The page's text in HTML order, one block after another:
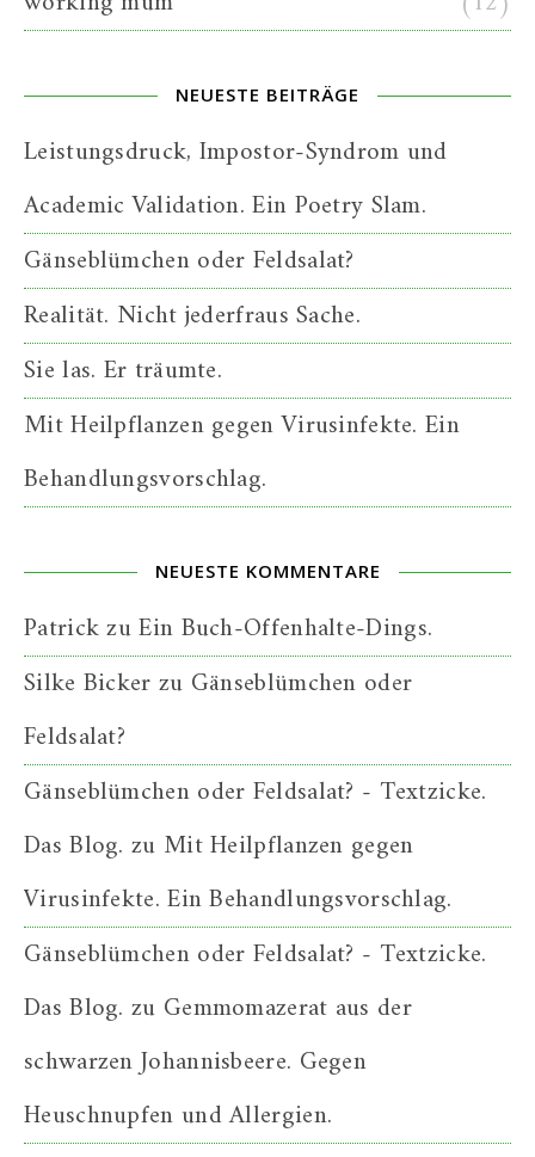
NEUESTE BEITRÄGE
Leistungsdruck, Impostor-Syndrom und
Academic Validation. Ein Poetry Slam.
Gänseblümchen oder Feldsalat?
Realität. Nicht jederfraus Sache.
Sie las. Er träumte.
Mit Heilpflanzen gegen Virusinfekte. Ein
Behandlungsvorschlag.
NEUESTE KOMMENTARE
PatrickzuEin Buch-Offenhalte-Dings.
Silke Bickerzu Gänseblümchen oder
Feldsalat?
Gänseblümchen oder Feldsalat? - Textzicke.
Das Blog. zu Mit Heilpflanzen gegen
Virusinfekte. Ein Behandlungsvorschlag.
Gänseblümchen oder Feldsalat? - Textzicke.
Das Blog. zu Gemmomazerat aus der
schwarzen Johannisbeere. Gegen
Heuschnupfen und Allergien.